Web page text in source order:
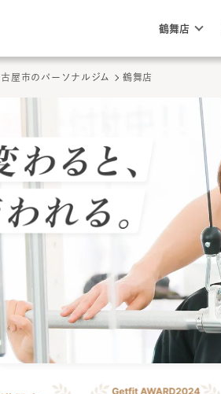
鶴舞店
屋市のパーソナルジム 鶴舞店